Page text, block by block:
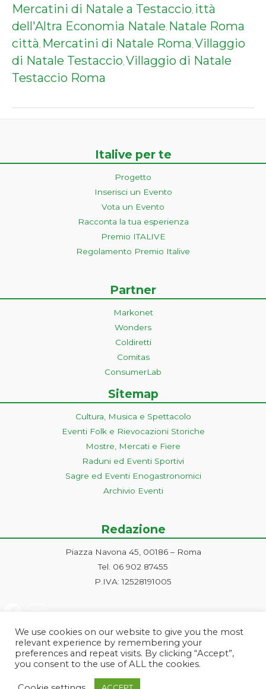
Mercatini di Natale a Testaccio, ittà
dell'Altra Economia Natale, Natale Roma
città, Mercatini di Natale Roma, Villaggio
di Natale Testaccio, Villaggio di Natale
Testaccio Roma
Italive per te
Progetto
Inserisci un Evento
Vota un Evento
Racconta la tua esperienza
Premio ITALIVE
Regolamento Premio Italive
Partner
Markonet
Wonders
Coldiretti
Comitas
ConsumerLab
Sitemap
Cultura, Musica e Spettacolo
Eventi Folk e Rievocazioni Storiche
Mostre, Mercati e Fiere
Raduni ed Eventi Sportivi
Sagre ed Eventi Enogastronomici
Archivio Eventi
Redazione
Piazza Navona 45, 00186 – Roma
Tel. 06 902 87455
P.IVA: 12528191005
We use cookies on our website to give you the most
relevant experience by remembering your
preferences and repeat visits. By clicking “Accept”,
you consent to the use of ALL the cookies.